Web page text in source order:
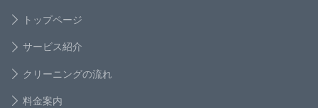
トップページ
サービス紹介
クリーニングの流れ
料金案内